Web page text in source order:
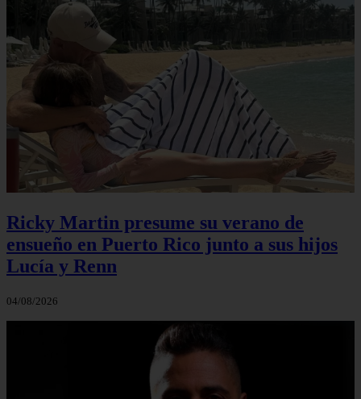
Ricky Martin presume su verano de
ensueño en Puerto Rico junto a sus hijos
Lucía y Renn
04/08/2026